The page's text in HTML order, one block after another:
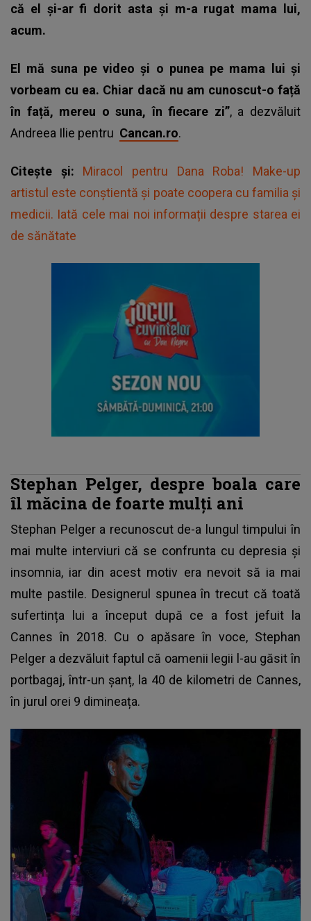
că el și-ar fi dorit asta și m-a rugat mama lui,
acum.
El mă suna pe video și o punea pe mama lui și
vorbeam cu ea. Chiar dacă nu am cunoscut-o față
în față, mereu o suna, în fiecare zi”, a dezvăluit
Andreea Ilie pentru Cancan.ro.
Citește și: Miracol pentru Dana Roba! Make-up
artistul este conștientă și poate coopera cu familia și
medicii. Iată cele mai noi informații despre starea ei
de sănătate
Stephan Pelger, despre boala care
îl măcina de foarte mulți ani
Stephan Pelgera recunoscut de-a lungul timpului în
mai multe interviuri că se confrunta cu depresia și
insomnia, iar din acest motiv era nevoit să ia mai
multe pastile. Designerul spunea în trecut că toată
sufertința lui a început după ce a fost jefuit la
Cannes în 2018. Cu o apăsare în voce, Stephan
Pelger a dezvăluit faptul că oamenii legii l-au găsit în
portbagaj, într-un șanț, la 40 de kilometri de Cannes,
în jurul orei 9 dimineața.